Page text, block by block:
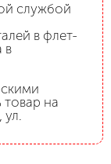
службой
в флет-
в
на
ул.